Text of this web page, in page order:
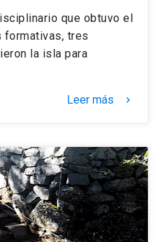
que obtuvo el
formativas, tres
la isla para
Leer más keyboard_arrow_right